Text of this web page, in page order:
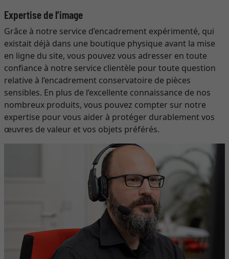
Expertise de l’image
Grâce à notre service d’encadrement expérimenté, qui
existait déjà dans une boutique physique avant la mise
en ligne du site, vous pouvez vous adresser en toute
confiance à notre service clientèle pour toute question
relative à l’encadrement conservatoire de pièces
sensibles. En plus de l’excellente connaissance de nos
nombreux produits, vous pouvez compter sur notre
expertise pour vous aider à protéger durablement vos
œuvres de valeur et vos objets préférés.